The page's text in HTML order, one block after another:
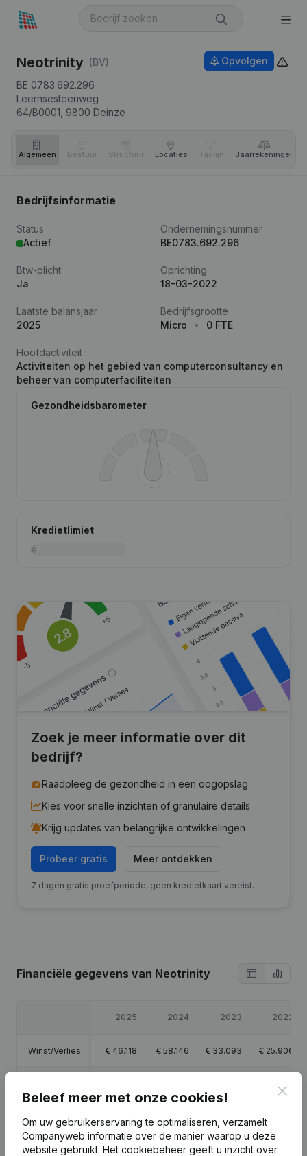
Neotrinity (BV)
BE 0783.692.296
Leernsesteenweg
64/B0001, 9800 Deinze
Opvolgen
Algemeen Bestuur Structuur Locaties Tijdlijn Jaar­rekeningen
Bedrijfsinformatie
Status
Actief
Ondernemingsnummer
BE0783.692.296
Btw-plicht
Ja
Oprichting
18-03-2022
Laatste balansjaar
2025
Bedrijfsgrootte
Micro
0 FTE
Hoofdactiviteit
Activiteiten op het gebied van computerconsultancy en
beheer van computerfaciliteiten
Gezondheidsbarometer
Kredietlimiet
Zoek je meer informatie over dit
bedrijf?
Raadpleeg de gezondheid in een oogopslag
Kies voor snelle inzichten of granulaire details
Krijg updates van belangrijke ontwikkelingen
Probeer gratis Meer ontdekken
7 dagen gratis proefperiode, geen kredietkaart vereist.
Financiële gegevens van Neotrinity
2025 2024 2023 2022
Winst/Verlies € 46.118 € 58.146 € 33.093 € 25.906
vermogen
28.906
Brutomarge €62.280 €75.812 €44.135 €35.784
Beleef meer met onze cookies!
Om uw gebruikerservaring te optimaliseren, verzamelt
Companyweb informatie over de manier waarop u deze
website gebruikt. Het cookiebeheer geeft u inzicht over